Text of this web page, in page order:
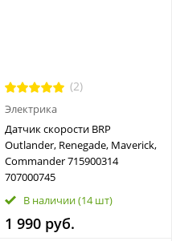
(2)
Электрика
Датчик скорости BRP
Outlander, Renegade, Maverick,
Commander 715900314
707000745
В наличии(14 шт)
1 990 руб.